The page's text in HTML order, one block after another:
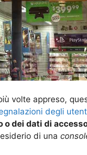
volte appreso,
degli
o dei dati di
di una